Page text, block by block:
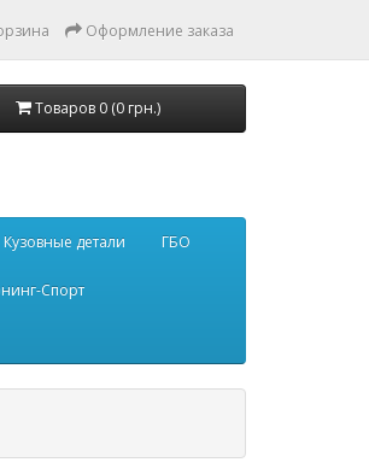
Оформление заказа
Товаров 0 (0 грн.)
Кузовные детали ГБО
Спорт